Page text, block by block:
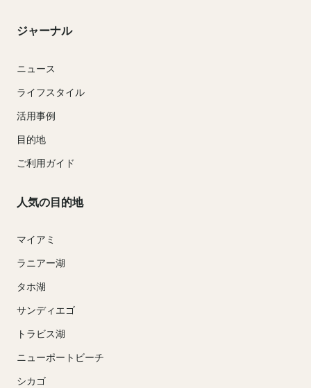
ジャーナル
ニュース
ライフスタイル
活用事例
目的地
ご利用ガイド
人気の目的地
マイアミ
ラニアー湖
タホ湖
サンディエゴ
トラビス湖
ニューポートビーチ
シカゴ